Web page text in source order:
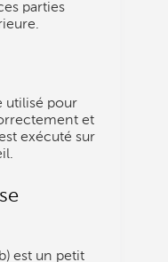
parties
utilisé pour
et
exécuté sur
est un petit